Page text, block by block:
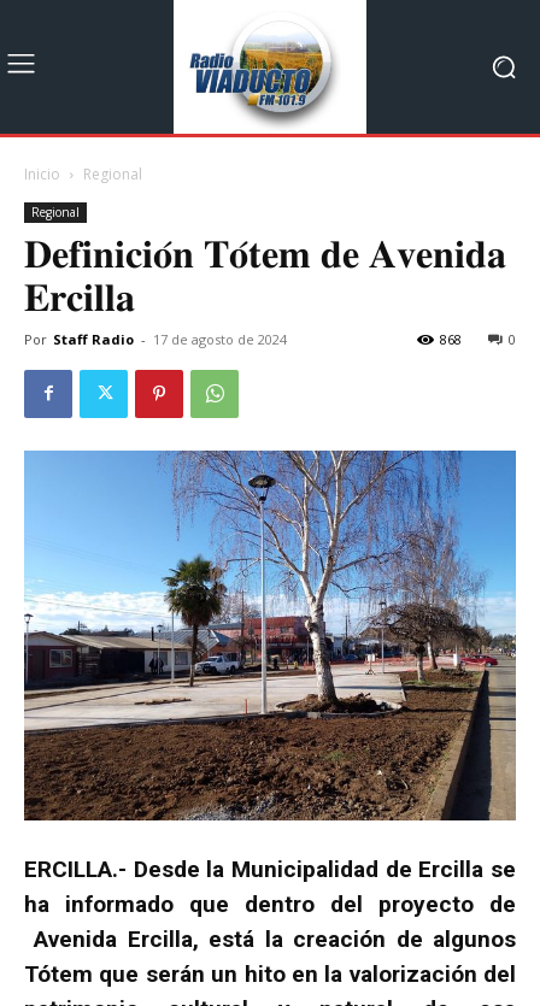
Inicio Regional
Regional
𝐃𝐞𝐟𝐢𝐧𝐢𝐜𝐢𝐨́𝐧 𝐓𝐨́𝐭𝐞𝐦 𝐝𝐞 𝐀𝐯𝐞𝐧𝐢𝐝𝐚
𝐄𝐫𝐜𝐢𝐥𝐥𝐚
Por Staff Radio - 17 de agosto de 2024 0
868
ERCILLA.- Desde la Municipalidad de Ercilla se
ha informado que dentro del proyecto de
Avenida Ercilla, está la creación de algunos
Tótem que serán un hito en la valorización del